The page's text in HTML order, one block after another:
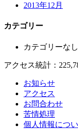
2013年12月
カテゴリー
カテゴリーなし
アクセス統計：
お知らせ
アクセス
お問合わせ
苦情処理
個人情報につ